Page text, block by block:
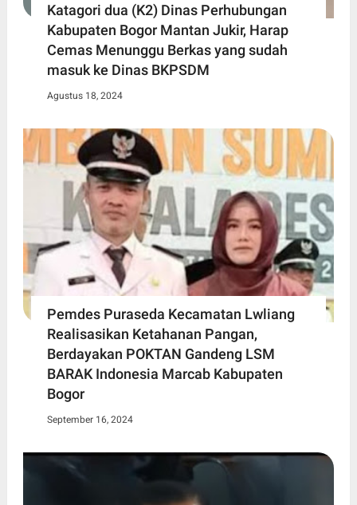
Katagori dua (K2) Dinas Perhubungan
Kabupaten Bogor Mantan Jukir, Harap
Cemas Menunggu Berkas yang sudah
masuk ke Dinas BKPSDM
Agustus 18, 2024
Pemdes Puraseda Kecamatan Lwliang
Realisasikan Ketahanan Pangan,
Berdayakan POKTAN Gandeng LSM
BARAK Indonesia Marcab Kabupaten
Bogor
September 16, 2024